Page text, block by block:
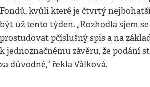
Fondů, kvůli které je čtvrtý
být už tento týden. „Rozhodla sjem
prostudovat pčíslušný spis a na
k jednoznačnému závěru, že podání
za důvodné,“ řekla Válková.